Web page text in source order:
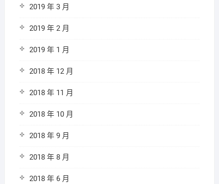
2019 年 3 月
2019 年 2 月
2019 年 1 月
2018 年 12 月
2018 年 11 月
2018 年 10 月
2018 年 9 月
2018 年 8 月
2018 年 6 月